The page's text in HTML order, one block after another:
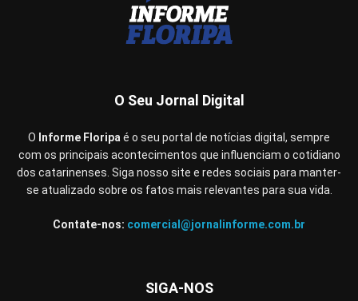
O Seu Jornal Digital
O Informe Floripaé o seu portal de notícias digital, sempre
com os principais acontecimentos que influenciam o cotidiano
dos catarinenses. Siga nosso site e redes sociais para manter-
se atualizado sobre os fatos mais relevantes para sua vida.
Contate-nos: comercial@jornalinforme.com.br
SIGA-NOS